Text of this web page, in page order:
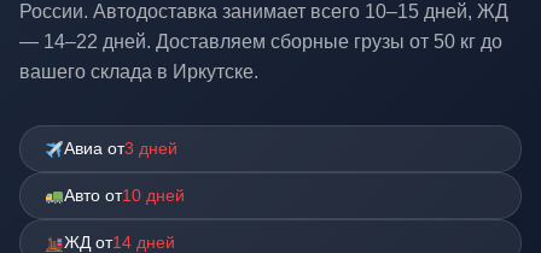
России. Автодоставка занимает всего 10–15 дней, ЖД
— 14–22 дней. Доставляем сборные грузы от 50 кг до
вашего склада в Иркутске.
Авиа от3 дней
Авто от10 дней
ЖД от14 дней